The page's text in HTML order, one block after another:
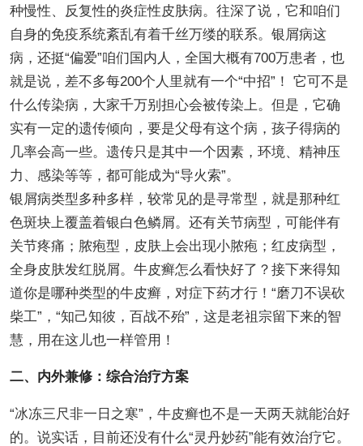
种慢性、反复性的炎症性皮肤病。往深了说，它和咱们
自身的免疫系统紊乱有着千丝万缕的联系。银屑病这
病，还挺“偏爱”咱们国内人，全国大概有700万患者，也
就是说，差不多每200个人里就有一个“中招”！ 它可不是
什么传染病，大家千万别担心会被传染上。但是，它确
实有一定的遗传倾向，要是父母有这个病，孩子得病的
几率会高一些。遗传只是其中一个因素，环境、精神压
力、感染等等，都可能成为“导火索”。
银屑病类型多种多样，较常见的是寻常型，就是那种红
色斑块上覆盖着银白色鳞屑。还有关节病型，可能伴有
关节疼痛；脓疱型，皮肤上会出现小脓疱；红皮病型，
全身皮肤发红脱屑。牛皮癣怎么看快好了？接下来得知
道你是哪种类型的牛皮癣，对症下药才行！“磨刀不误砍
柴工”，“知己知彼，百战不殆”，这是老祖宗留下来的智
慧，用在这儿也一样管用！
二、内外兼修：综合治疗方案
“冰冻三尺非一日之寒”，牛皮癣也不是一天两天就能治好
的。说实话，目前还没有什么“灵丹妙药”能有效治疗它。